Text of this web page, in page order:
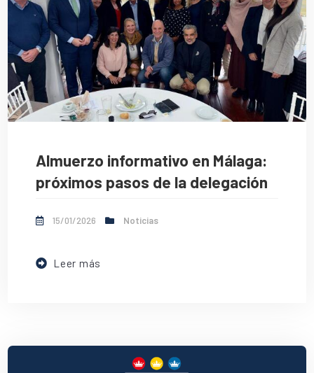
Almuerzo informativo en Málaga:
próximos pasos de la delegación
15/01/2026 Noticias
Leer más